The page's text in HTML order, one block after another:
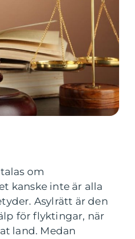
om
kanske inte är alla
Asylrätt är den
för flyktingar, när
land. Medan